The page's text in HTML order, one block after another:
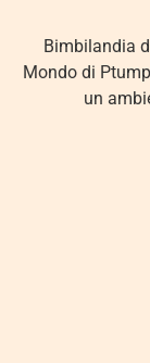
Bimbilandia
Mondo di
un